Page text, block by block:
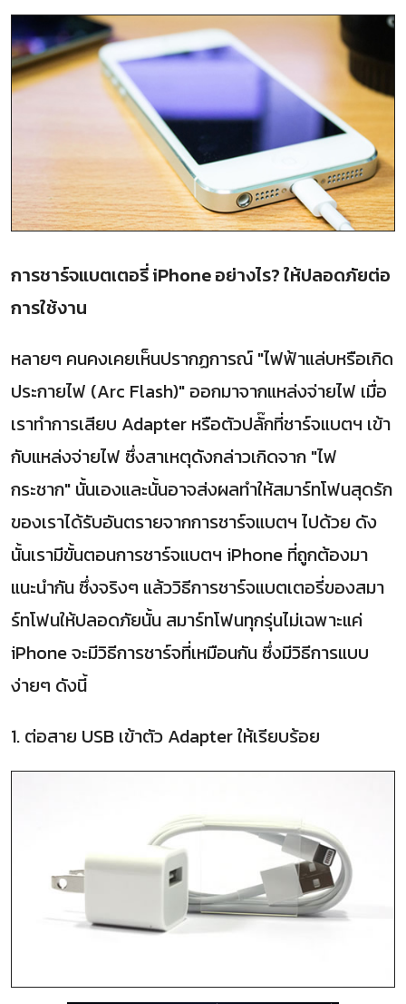
การชาร์จแบตเตอรี่ iPhone อย่างไร? ให้ปลอดภัยต่อ
การใช้งาน
หลายๆ คนคงเคยเห็นปรากฏการณ์ "ไฟฟ้าแล่บหรือเกิด
ประกายไฟ (Arc Flash)" ออกมาจากแหล่งจ่ายไฟ เมื่อ
เราทำการเสียบ Adapter หรือตัวปลั๊กที่ชาร์จแบตฯ เข้า
กับแหล่งจ่ายไฟ ซึ่งสาเหตุดังกล่าวเกิดจาก "ไฟ
กระชาก" นั้นเองและนั้นอาจส่งผลทำให้สมาร์ทโฟนสุดรัก
ของเราได้รับอันตรายจากการชาร์จแบตฯ ไปด้วย ดัง
นั้นเรามีขั้นตอนการชาร์จแบตฯ iPhone ที่ถูกต้องมา
แนะนำกัน ซึ่งจริงๆ แล้ววิธีการชาร์จแบตเตอรี่ของสมา
ร์ทโฟนให้ปลอดภัยนั้น สมาร์ทโฟนทุกรุ่นไม่เฉพาะแค่
iPhone จะมีวิธีการชาร์จที่เหมือนกัน ซึ่งมีวิธีการแบบ
ง่ายๆ ดังนี้
1. ต่อสาย USB เข้าตัว Adapter ให้เรียบร้อย